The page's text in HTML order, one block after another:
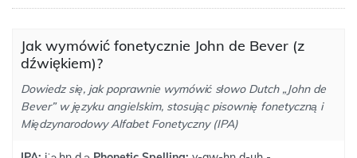
Jak wymówić fonetycznie John de Bever (z
dźwiękiem)?
Dowiedz się, jak poprawnie wymówić słowo Dutch „John de
Bever” w języku angielskim, stosując pisownię fonetyczną i
Międzynarodowy Alfabet Fonetyczny (IPA)